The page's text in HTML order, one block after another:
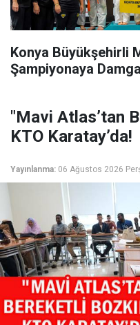
Konya Büyükşehirli
Şampiyonaya
"Mavi Atlas’tan
KTO Karatay’da!
Yayınlanma: 06 Ağustos 2026